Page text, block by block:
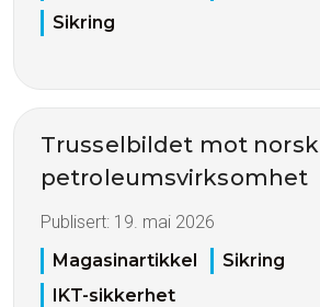
Sikring
Trusselbildet mot norsk
petroleumsvirksomhet
Publisert: 19. mai 2026
Magasinartikkel
Sikring
IKT-sikkerhet